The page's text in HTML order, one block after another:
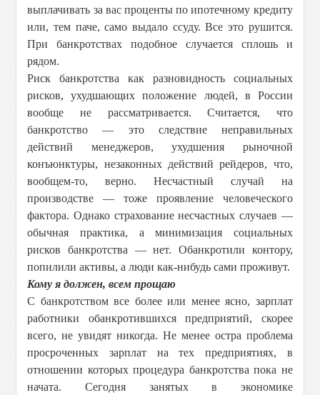
выплачивать за вас проценты по ипотечному кредиту
или, тем паче, само выдало ссуду. Все это рушится.
При банкротствах подобное случается сплошь и
рядом.
Риск банкротства как разновидность социальных
рисков, ухудшающих положение людей, в России
вообще не рассматривается. Считается, что
банкротство — это следствие неправильных
действий менеджеров, ухудшения рыночной
конъюнктуры, незаконных действий рейдеров, что,
вообщем-то, верно. Несчастный случай на
производстве — тоже проявление человеческого
фактора. Однако страхование несчастных случаев —
обычная практика, а минимизация социальных
рисков банкротства — нет. Обанкротили контору,
попилили активы, а люди как-нибудь сами проживут.
Кому я должен, всем прощаю
С банкротством все более или менее ясно, зарплат
работники обанкротившихся предприятий, скорее
всего, не увидят никогда. Не менее остра проблема
просроченных зарплат на тех предприятиях, в
отношении которых процедура банкротства пока не
начата. Сегодня занятых в экономике